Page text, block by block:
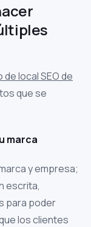
de local SEO de
que se
marca
y empresa;
escrita,
para poder
los clientes